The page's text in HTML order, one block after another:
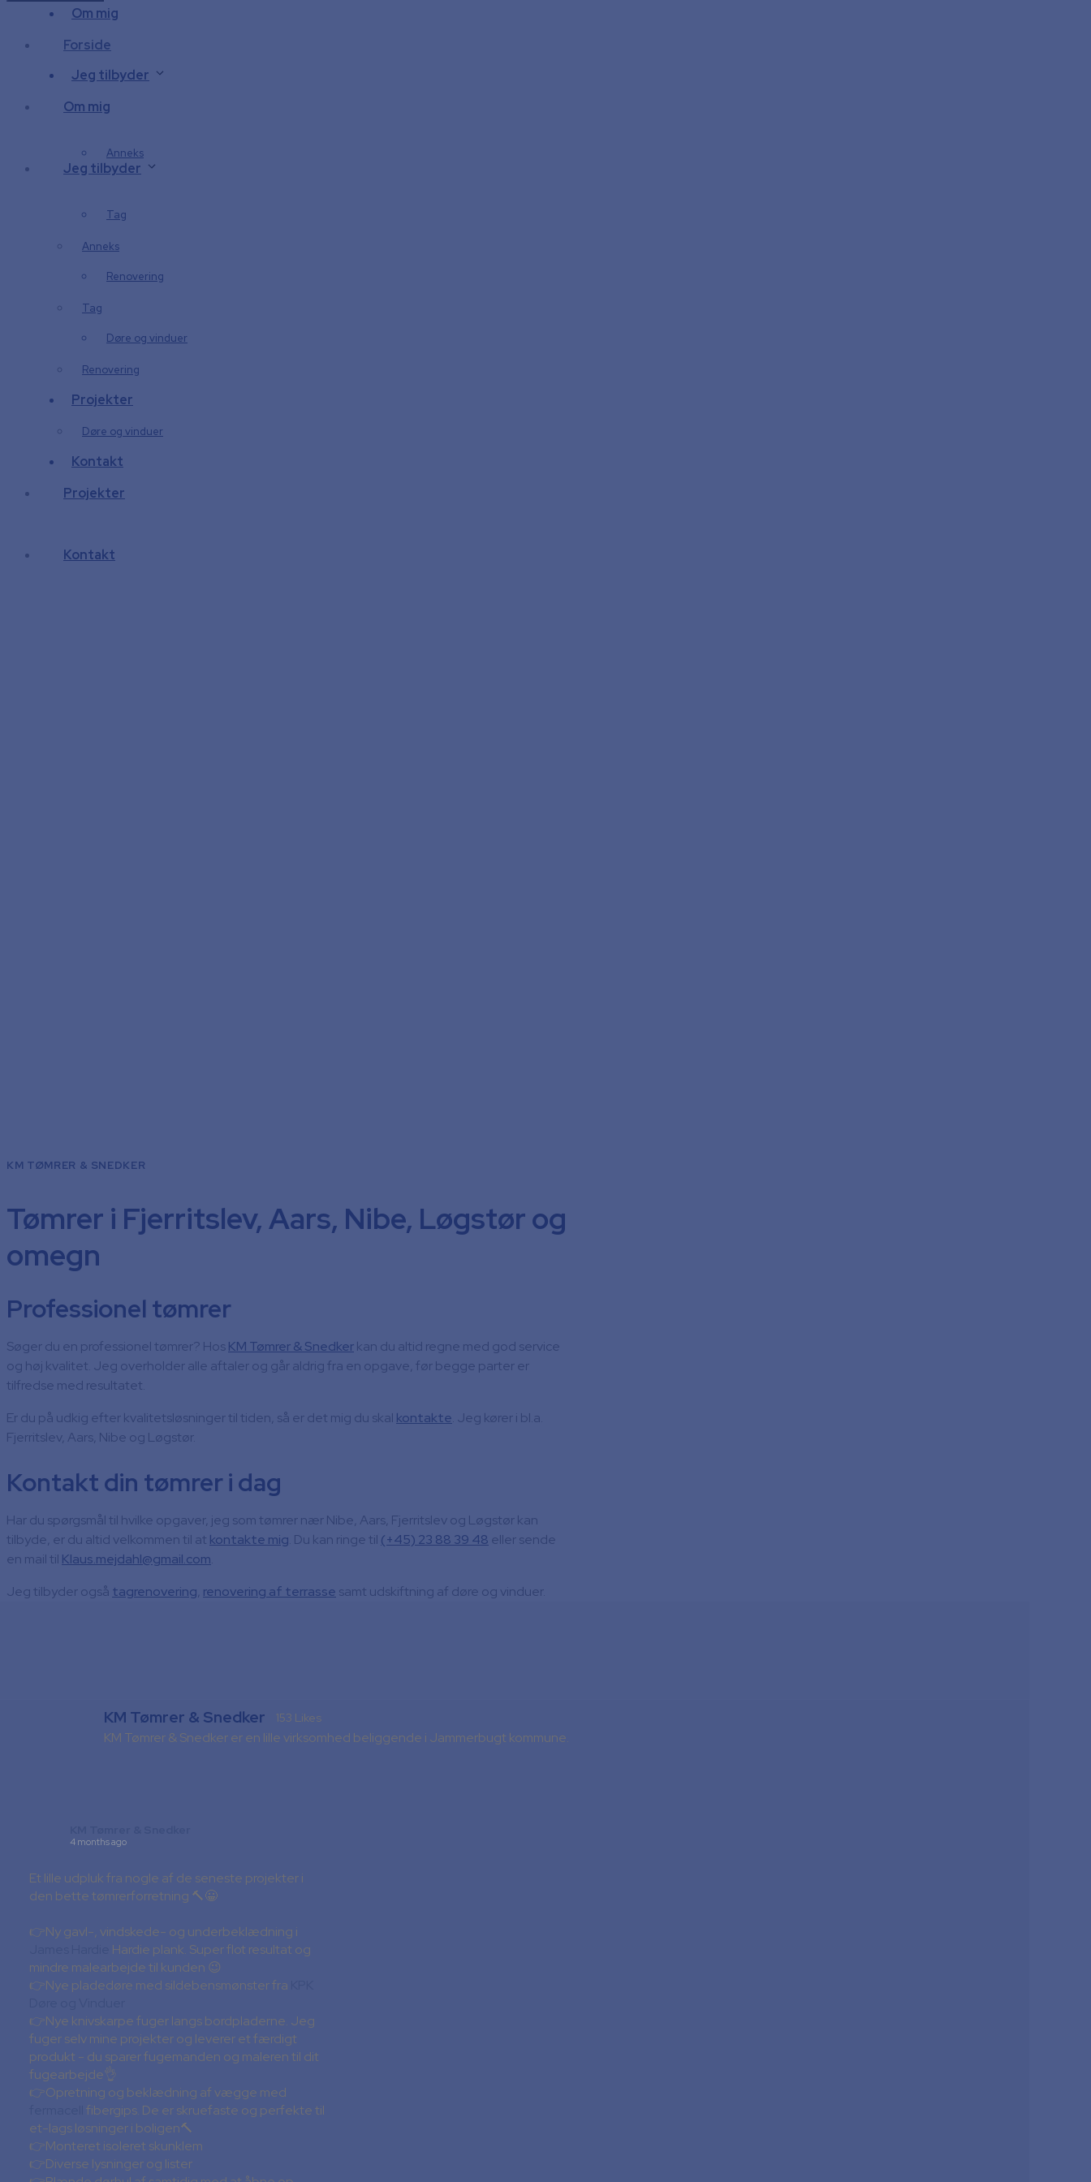
Om mig
Jeg tilbyder
Anneks
Tag
Renovering
Døre og vinduer
Projekter
Kontakt
Forside
Om mig
Jeg tilbyder
Anneks
Tag
Renovering
Døre og vinduer
Projekter
Kontakt
KM TØMRER & SNEDKER
Tømrer i Fjerritslev, Aars, Nibe, Løgstør og
omegn
Professionel tømrer
Søger du en professionel tømrer? HosKM Tømrer & Snedkerkan du altid regne med god service
og høj kvalitet. Jeg overholder alle aftaler og går aldrig fra en opgave, før begge parter er
tilfredse med resultatet.
Er du på udkig efter kvalitetsløsninger til tiden, så er det mig du skal kontakte . Jeg kører i bl.a.
Fjerritslev, Aars, Nibe og Løgstør.
Kontakt din tømrer i dag
Har du spørgsmål til hvilke opgaver, jeg som tømrer nær Nibe, Aars, Fjerritslev og Løgstør kan
tilbyde, er du altid velkommen til at kontakte mig . Du kan ringe til (+45) 23 88 39 48 eller sende
en mail til Klaus.mejdahl@gmail.com
Jeg tilbyder også tagrenovering renovering af terrasse samt udskiftning af døre og vinduer.
KM Tømrer & Snedker 153 Likes
KM Tømrer & Snedker er en lille virksomhed beliggende i Jammerbugt kommune.
4 months ago
Et lille udpluk fra nogle af de seneste projekter i
den bette tømrerforretning 🔨😀
👉Ny gavl-, vindskede- og underbeklædning i
Hardie plank. Super flot resultat og
mindre malearbejde til kunden 😉
👉Nye pladedøre med sildebensmønster fra
👉Nye knivskarpe fuger langs bordpladerne. Jeg
fuger selv mine projekter og leverer et færdigt
produkt - du sparer fugemanden og maleren til dit
fugearbejde👌
👉Opretning og beklædning af vægge med
fibergips. De er skruefaste og perfekte til
et-lags løsninger i boligen🔨
👉Monteret isoleret skunklem
👉Diverse lysninger og lister